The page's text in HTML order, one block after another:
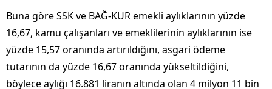
Buna göre SSK ve BAĞ-KUR emekli aylıklarının yüzde
16,67, kamu çalışanları ve emeklilerinin aylıklarının ise
yüzde 15,57 oranında artırıldığını, asgari ödeme
tutarının da yüzde 16,67 oranında yükseltildiğini,
böylece aylığı 16.881 liranın altında olan 4 milyon 11 bin